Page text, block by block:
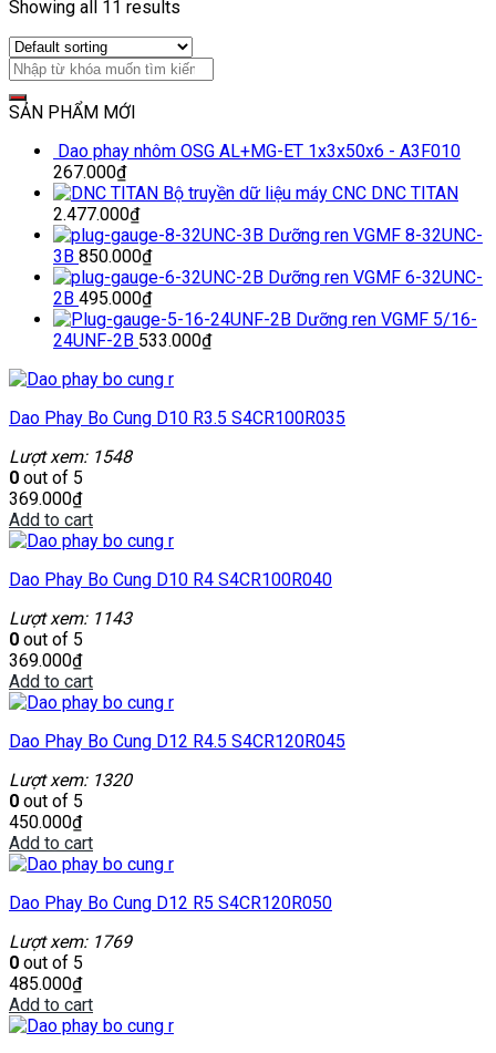
Showing all 11 results
SẢN PHẨM MỚI
Dao phay nhôm OSG AL+MG-ET 1x3x50x6 - A3F010
267.000₫
Bộ truyền dữ liệu máy CNC DNC TITAN
2.477.000₫
Dưỡng ren VGMF 8-32UNC-
3B 850.000₫
Dưỡng ren VGMF 6-32UNC-
2B 495.000₫
Dưỡng ren VGMF 5/16-
24UNF-2B 533.000₫
Dao Phay Bo Cung D10 R3.5 S4CR100R035
Lượt xem: 1548
0 out of 5
369.000₫
Add to cart
Dao Phay Bo Cung D10 R4 S4CR100R040
Lượt xem: 1143
0 out of 5
369.000₫
Add to cart
Dao Phay Bo Cung D12 R4.5 S4CR120R045
Lượt xem: 1320
0 out of 5
450.000₫
Add to cart
Dao Phay Bo Cung D12 R5 S4CR120R050
Lượt xem: 1769
0 out of 5
485.000₫
Add to cart